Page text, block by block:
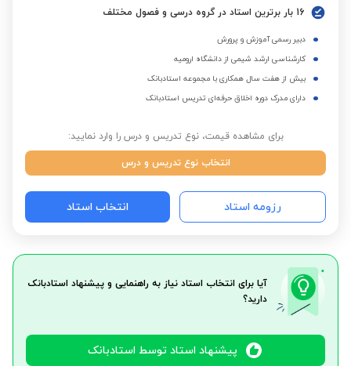
16 بار برترین استاد در گروه درسی و فصول مختلف
دبیر رسمی آموزش و پرورش
کارشناسی ارشد شیمی از دانشگاه ارومیه
بیش از هفت سال همکاری با مجموعه استادبانک
دارای مدرک دوره اخلاق حرفه‌ای تدریس استادبانک
برای مشاهده قیمت، نوع تدریس و درس را وارد نمایید:
انتخاب نوع تدریس و درس
رزومه استاد انتخاب استاد
آیا برای انتخاب استاد نیاز به راهنمایی و پیشنهاد استادبانک
دارید؟
پیشنهاد استاد توسط استادبانک